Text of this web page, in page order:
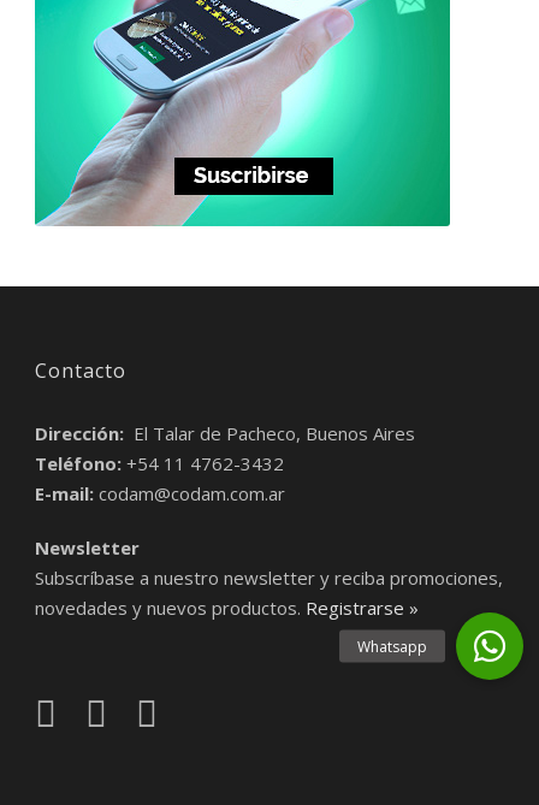
Contacto
Dirección: El Talar de Pacheco, Buenos Aires
Teléfono: +54 11 4762-3432
E-mail: codam@codam.com.ar
Newsletter
Subscríbase a nuestro newsletter y reciba promociones,
novedades y nuevos productos. Registrarse »